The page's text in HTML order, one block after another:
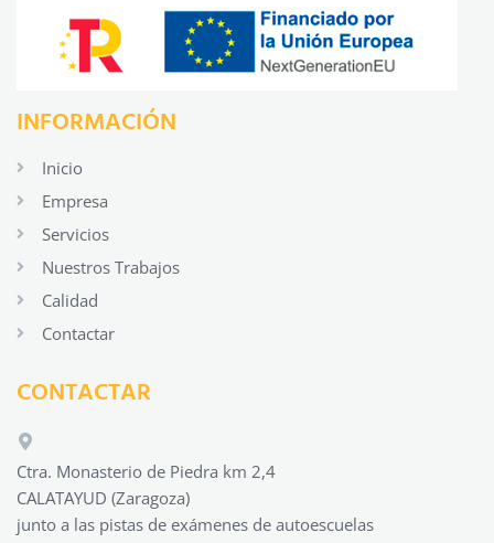
INFORMACIÓN
Inicio
Empresa
Servicios
Nuestros Trabajos
Calidad
Contactar
CONTACTAR
Ctra. Monasterio de Piedra km 2,4
CALATAYUD (Zaragoza)
junto a las pistas de exámenes de autoescuelas